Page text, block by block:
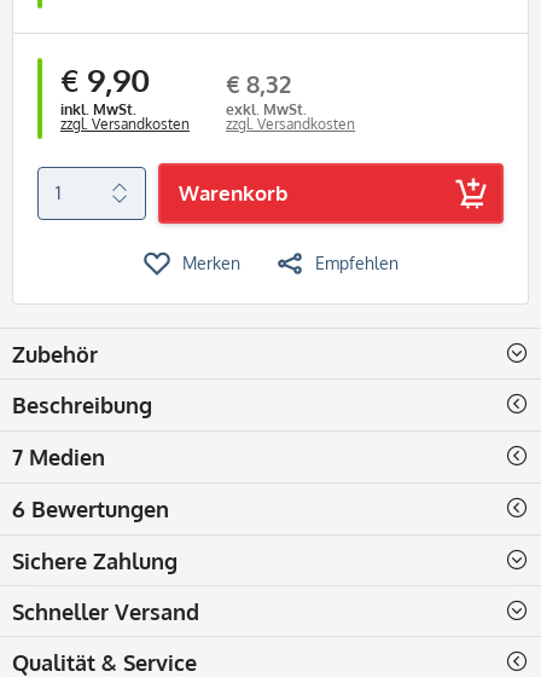
€ 9,90
inkl. MwSt.
zzgl. Versandkosten
€ 8,32
exkl. MwSt.
zzgl. Versandkosten
Warenkorb
Merken Empfehlen
Zubehör
Beschreibung
7 Medien
6 Bewertungen
Sichere Zahlung
Schneller Versand
Qualität & Service